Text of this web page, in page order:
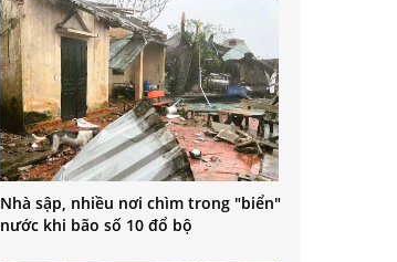
Nhà sập, nhiều nơi chìm trong "biển"
nước khi bão số 10 đổ bộ